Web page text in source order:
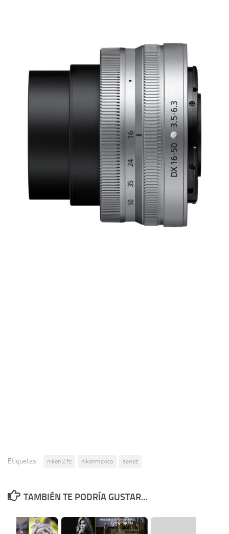
Etiquetas: nikon Z fc nikonmexico seriez
TAMBIÉN TE PODRÍA GUSTAR...